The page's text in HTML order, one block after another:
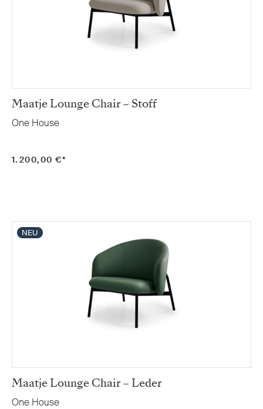
Maatje Lounge Chair – Stoff
One House
1.200,00 €*
NEU
Maatje Lounge Chair – Leder
One House